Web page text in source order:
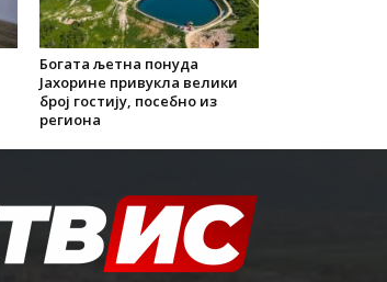
Богата љетна понуда
Јахорине привукла велики
број гостију, посебно из
региона